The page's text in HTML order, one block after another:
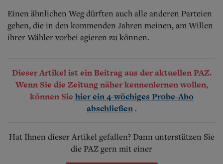
Einen ähnlichen Weg dürften auch alle anderen Parteien
gehen, die in den kommenden Jahren meinen, am Willen
ihrer Wähler vorbei agieren zu können.
Dieser Artikel ist ein Beitrag aus der aktuellen PAZ.
Wenn Sie die Zeitung näher kennenlernen wollen,
können Sie hier ein 4-wöchiges Probe-Abo
abschließen .
Hat Ihnen dieser Artikel gefallen? Dann unterstützen Sie
die PAZ gern mit einer